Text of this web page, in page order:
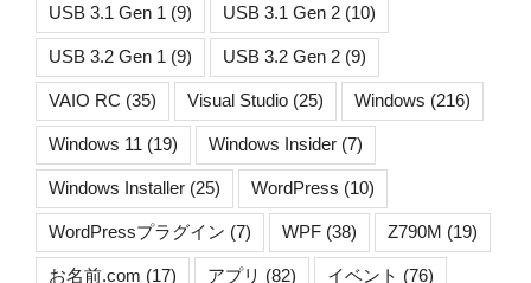
USB 3.1 Gen 1 (9) USB 3.1 Gen 2 (10)
USB 3.2 Gen 1 (9) USB 3.2 Gen 2 (9)
VAIO RC (35) Visual Studio (25) Windows (216)
Windows 11 (19) Windows Insider (7)
Windows Installer (25) WordPress (10)
WordPressプラグイン (7) WPF (38) Z790M (19)
お名前.com (17) アプリ (82) イベント (76)